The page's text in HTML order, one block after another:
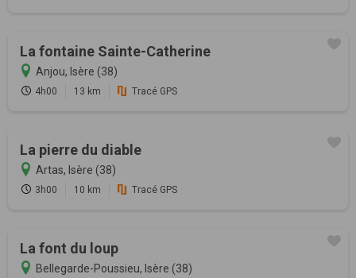
La fontaine Sainte-Catherine
Anjou, Isère (38)
4h00 13 km Tracé GPS
La pierre du diable
Artas, Isère (38)
3h00 10 km Tracé GPS
La font du loup
Bellegarde-Poussieu, Isère (38)